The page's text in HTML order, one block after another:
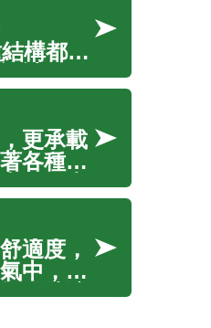
構都能
計、用
同點有
更承載
各種潛
居住者
維護策
適度，
中，一
供清涼